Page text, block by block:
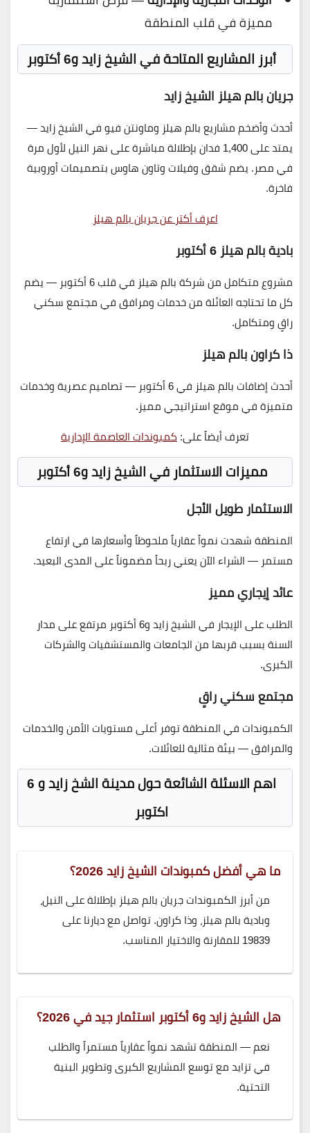
مميزة في قلب المنطقة
أبرز المشاريع المتاحة في الشيخ زايد و6 أكتوبر
جريان بالم هيلز الشيخ زايد
أحدث وأضخم مشاريع بالم هيلز وماونتن فيو في الشيخ زايد —
يمتد على1,400 فدان
بإطلالة مباشرة على نهر النيل لأول مرة
في مصر. يضم شقق وفيلات وتاون هاوس بتصميمات أوروبية
فاخرة.
اعرف أكتر عن جريان بالم هيلز
بادية بالم هيلز 6 أكتوبر
مشروع متكامل من شركة بالم هيلز في قلب 6 أكتوبر — يضم
كل ما تحتاجه العائلة من خدمات ومرافق في مجتمع سكني
راقٍ ومتكامل.
ذا كراون بالم هيلز
أحدث إضافات بالم هيلز في 6 أكتوبر — تصاميم عصرية وخدمات
متميزة في موقع استراتيجي مميز.
تعرف أيضاً على:كمبوندات العاصمة الإدارية
مميزات الاستثمار في الشيخ زايد و6 أكتوبر
الاستثمار طويل الأجل
المنطقة شهدت نمواً عقارياً ملحوظاً وأسعارها في ارتفاع
مستمر — الشراء الآن يعني ربحاً مضموناً على المدى البعيد.
عائد إيجاري مميز
الطلب على الإيجار في الشيخ زايد و6 أكتوبر مرتفع على مدار
السنة بسبب قربها من الجامعات والمستشفيات والشركات
الكبرى.
مجتمع سكني راقٍ
الكمبوندات في المنطقة توفر أعلى مستويات الأمن والخدمات
والمرافق — بيئة مثالية للعائلات.
اهم الاسئلة الشائعة حول مدينة الشخ زايد و 6
اكتوبر
ما هي أفضل كمبوندات الشيخ زايد 2026؟
من أبرز الكمبوندات جريان بالم هيلز بإطلالة على النيل،
وبادية بالم هيلز، وذا كراون. تواصل مع ديارنا على
19839 للمقارنة والاختيار المناسب.
هل الشيخ زايد و6 أكتوبر استثمار جيد في 2026؟
نعم — المنطقة تشهد نمواً عقارياً مستمراً والطلب
في تزايد مع توسع المشاريع الكبرى وتطوير البنية
التحتية.